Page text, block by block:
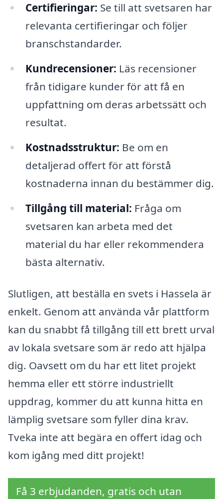
Certifieringar: Se till att svetsaren har
relevanta certifieringar och följer
branschstandarder.
Kundrecensioner: Läs recensioner
från tidigare kunder för att få en
uppfattning om deras arbetssätt och
resultat.
Kostnadsstruktur: Be om en
detaljerad offert för att förstå
kostnaderna innan du bestämmer dig.
Tillgång till material: Fråga om
svetsaren kan arbeta med det
material du har eller rekommendera
bästa alternativ.
Slutligen, att beställa en svets i Hassela är
enkelt. Genom att använda vår plattform
kan du snabbt få tillgång till ett brett urval
av lokala svetsare som är redo att hjälpa
dig. Oavsett om du har ett litet projekt
hemma eller ett större industriellt
uppdrag, kommer du att kunna hitta en
lämplig svetsare som fyller dina krav.
Tveka inte att begära en offert idag och
kom igång med ditt projekt!
Få 3 erbjudanden, gratis och utan